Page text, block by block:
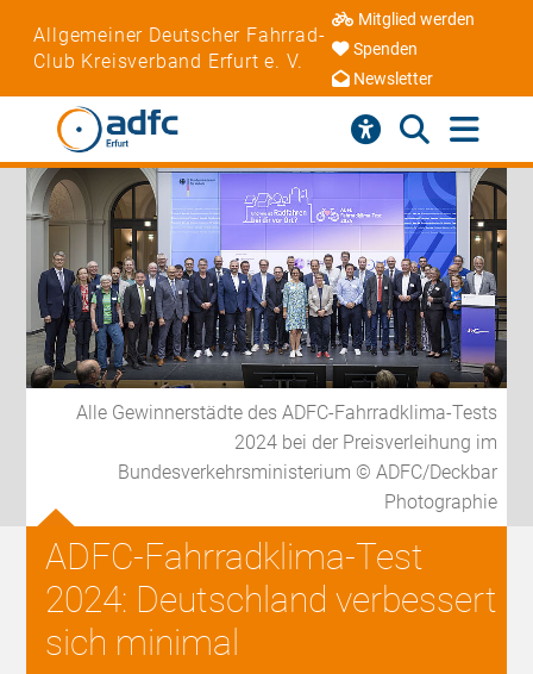
Allgemeiner Deutscher Fahrrad-
Club Kreisverband Erfurt e. V.
Mitglied werden
Spenden
Newsletter
Alle Gewinnerstädte des ADFC-Fahrradklima-Tests
2024 bei der Preisverleihung im
Bundesverkehrsministerium © ADFC/Deckbar
Photographie
ADFC-Fahrradklima-Test
2024: Deutschland verbessert
sich minimal